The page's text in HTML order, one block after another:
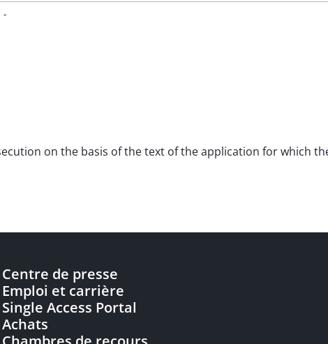
-
on the basis of the text of the application for which
Centre de presse
Emploi et carrière
Single Access Portal
Achats